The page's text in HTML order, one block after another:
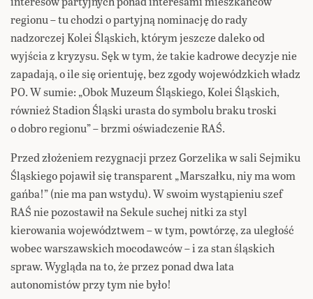
regionu – tu chodzi o partyjną nominację do rady
nadzorczej Kolei Śląskich, którym jeszcze daleko od
wyjścia z kryzysu. Sęk w tym, że takie kadrowe decyzje nie
zapadają, o ile się orientuję, bez zgody wojewódzkich władz
PO. W sumie: „Obok Muzeum Śląskiego, Kolei Śląskich,
również Stadion Śląski urasta do symbolu braku troski
o dobro regionu” – brzmi oświadczenie RAŚ.
Przed złożeniem rezygnacji przez Gorzelika w sali Sejmiku
Śląskiego pojawił się transparent „Marszałku, niy ma wom
gańba!” (nie ma pan wstydu). W swoim wystąpieniu szef
RAŚ nie pozostawił na Sekule suchej nitki za styl
kierowania województwem – w tym, powtórzę, za uległość
wobec warszawskich mocodawców – i za stan śląskich
spraw. Wygląda na to, że przez ponad dwa lata
autonomistów przy tym nie było!